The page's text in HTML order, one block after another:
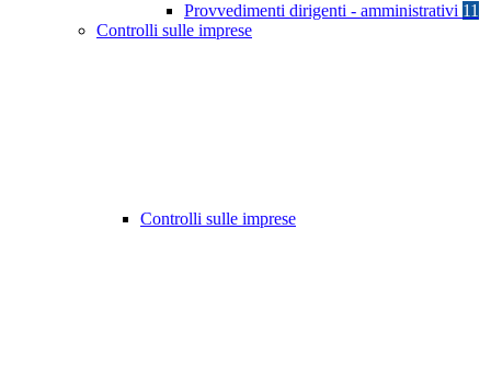
Provvedimenti dirigenti - amministrativi 11
Controlli sulle imprese
Controlli sulle imprese